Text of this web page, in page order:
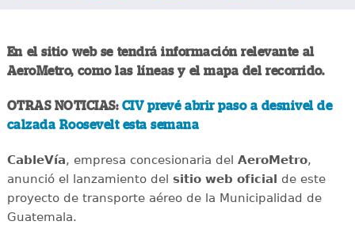
En el sitio web se tendrá información relevante al
AeroMetro, como las líneas y el mapa del recorrido.
OTRAS NOTICIAS: CIV prevé abrir paso a desnivel de
calzada Roosevelt esta semana
CableVía, empresa concesionaria del AeroMetro,
anunció el lanzamiento del sitio web oficial de este
proyecto de transporte aéreo de la Municipalidad de
Guatemala.